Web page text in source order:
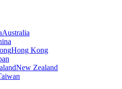
Australia
Hong Kong
New Zealand